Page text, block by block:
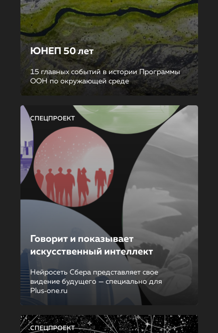
ЮНЕП 50 лет
15 главных событий в истории Программы
ООН по окружающей среде
СПЕЦПРОЕКТ
Говорит и показывает
искусственный интеллект
Нейросеть Сбера представляет свое
видение будущего — специально для
Plus‑one.ru
СПЕЦПРОЕКТ